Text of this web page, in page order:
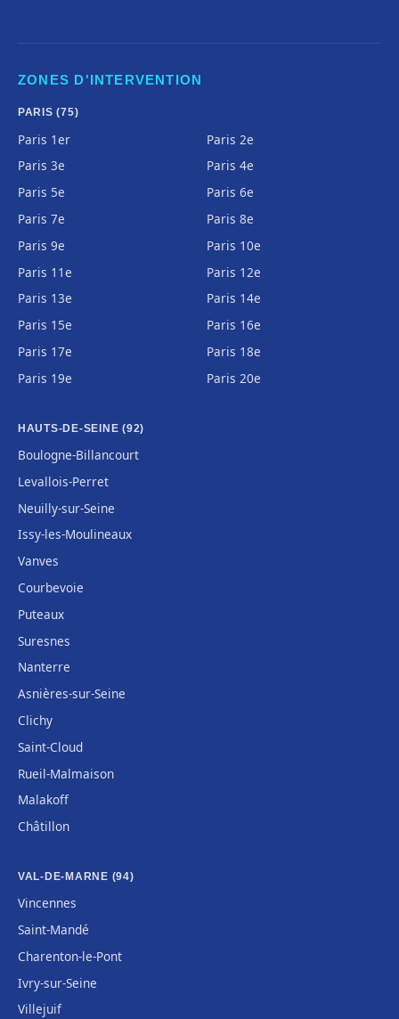
ZONES D'INTERVENTION
PARIS (75)
Paris 1er
Paris 2e
Paris 3e
Paris 4e
Paris 5e
Paris 6e
Paris 7e
Paris 8e
Paris 9e
Paris 10e
Paris 11e
Paris 12e
Paris 13e
Paris 14e
Paris 15e
Paris 16e
Paris 17e
Paris 18e
Paris 19e
Paris 20e
HAUTS-DE-SEINE (92)
Boulogne-Billancourt
Levallois-Perret
Neuilly-sur-Seine
Issy-les-Moulineaux
Vanves
Courbevoie
Puteaux
Suresnes
Nanterre
Asnières-sur-Seine
Clichy
Saint-Cloud
Rueil-Malmaison
Malakoff
Châtillon
VAL-DE-MARNE (94)
Vincennes
Saint-Mandé
Charenton-le-Pont
Ivry-sur-Seine
Villejuif